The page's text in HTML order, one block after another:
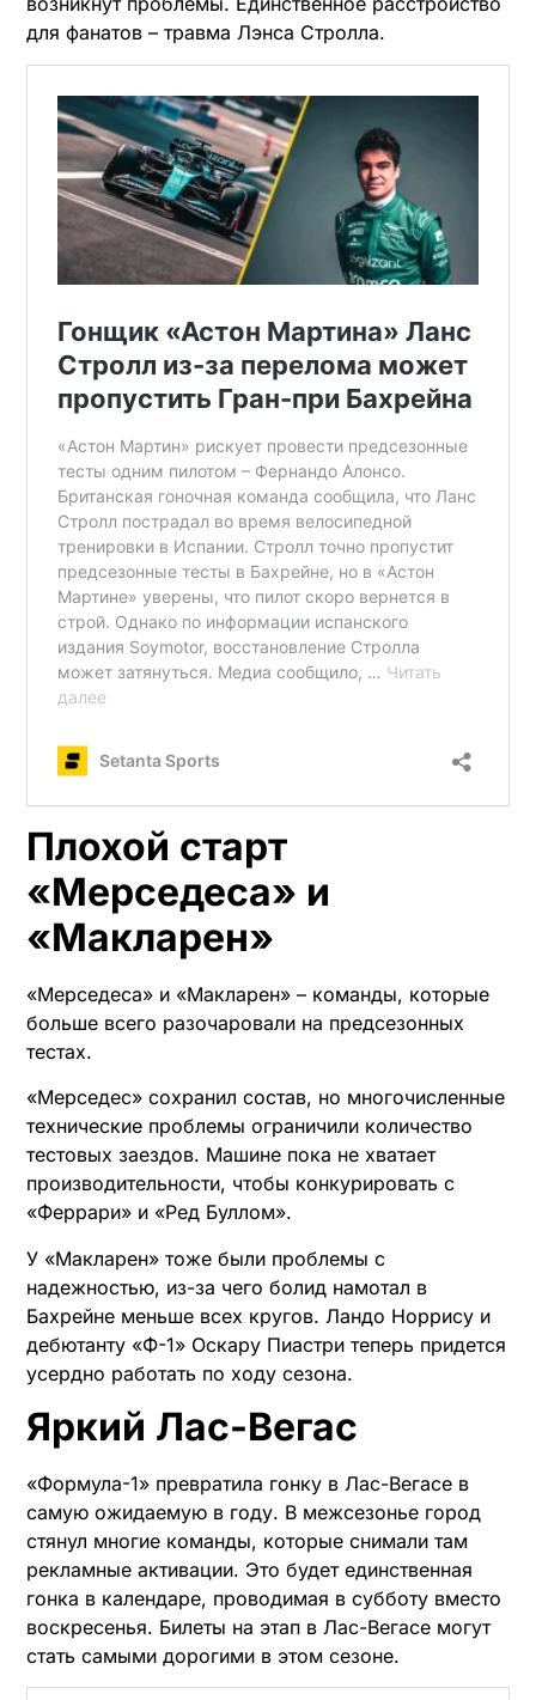
для фанатов – травма Лэнса Стролла.
Плохой старт
«Мерседеса» и
«Макларен»
«Мерседеса» и «Макларен» – команды, которые
больше всего разочаровали на предсезонных
тестах.
«Мерседес» сохранил состав, но многочисленные
технические проблемы ограничили количество
тестовых заездов. Машине пока не хватает
производительности, чтобы конкурировать с
«Феррари» и «Ред Буллом».
У «Макларен» тоже были проблемы с
надежностью, из-за чего болид намотал в
Бахрейне меньше всех кругов. Ландо Норрису и
дебютанту «Ф-1» Оскару Пиастри теперь придется
усердно работать по ходу сезона.
Яркий Лас-Вегас
«Формула-1» превратила гонку в Лас-Вегасе в
самую ожидаемую в году. В межсезонье город
стянул многие команды, которые снимали там
рекламные активации. Это будет единственная
гонка в календаре, проводимая в субботу вместо
воскресенья. Билеты на этап в Лас-Вегасе могут
стать самыми дорогими в этом сезоне.